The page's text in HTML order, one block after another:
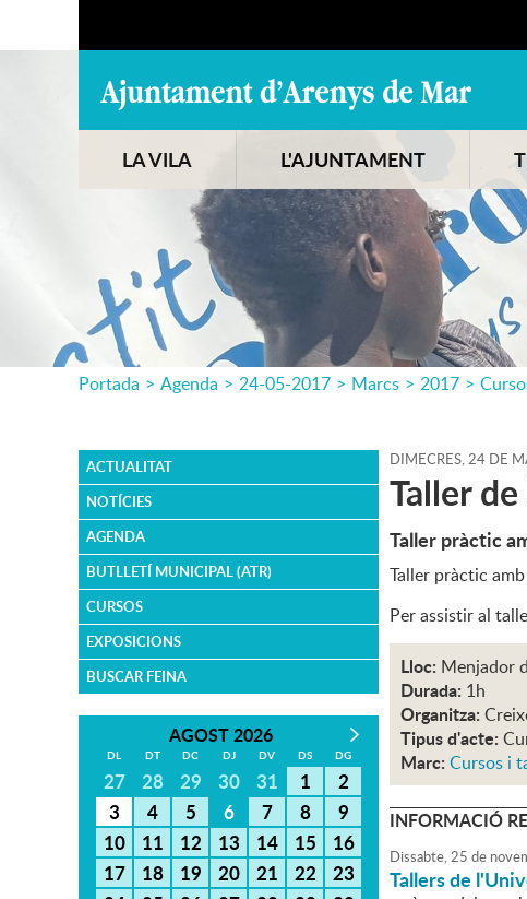
LA VILA L'AJUNTAMENT
Portada > Agenda > 24-05-2017 > Marcs > 2017 >
ACTUALITAT
NOTÍCIES
AGENDA
BUTLLETÍ MUNICIPAL (ATR)
CURSOS
EXPOSICIONS
BUSCAR FEINA
AGOST 2026
DL DT DC DJ DV DS DG
27 28 29 30 31 1
2
3
4 5 6 7 8
9
10
11 12 13 14 15
16
17
18 19 20 21 22
23
DIMECRES,24 DE
Taller
Taller pràctic
Taller pràctic
Per assistir al
Lloc: Menjador
Durada: 1h
Organitza:
Tipus d'acte:
Marc: Cursos i
INFORMACIÓ
Dissabte,25 de
Tallers de